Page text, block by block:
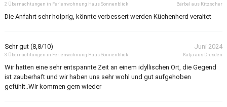
2 Übernachtungen in Ferienwohnung Haus Sonnenblick Bärbel aus Kitzscher
Die Anfahrt sehr holprig, könnte verbessert werden Küchenherd veraltet
Sehr gut (8,8/10) Juni 2024
3 Übernachtungen in Ferienwohnung Haus Sonnenblick Katja aus Dresden
Wir hatten eine sehr entspannte Zeit an einem idyllischen Ort, die Gegend
ist zauberhaft und wir haben uns sehr wohl und gut aufgehoben
gefühlt..Wir kommen gern wieder